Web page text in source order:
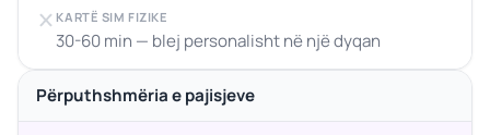
KARTË SIM FIZIKE
30-60 min — blej personalisht në një dyqan
Përputhshmëria e pajisjeve